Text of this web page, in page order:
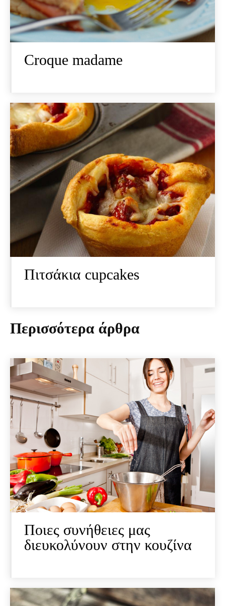
Croque madame
Πιτσάκια cupcakes
Περισσότερα άρθρα
Ποιες συνήθειες μας
διευκολύνουν στην κουζίνα